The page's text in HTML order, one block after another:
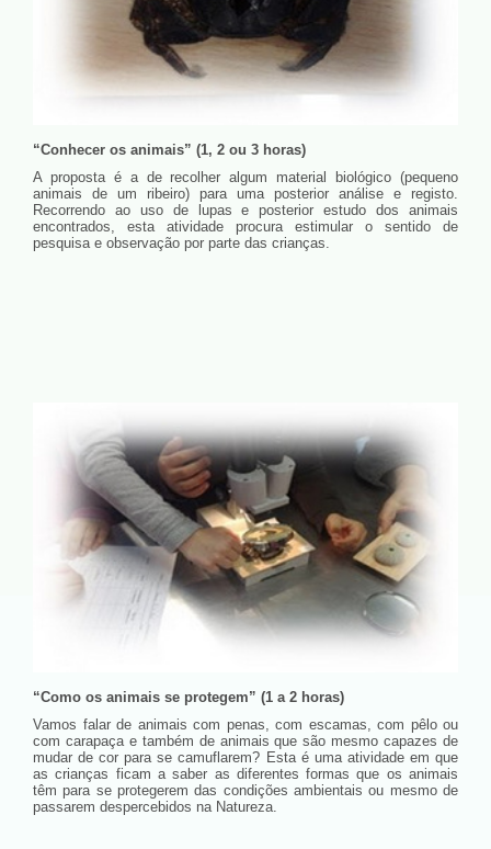
“Conhecer os animais” (1, 2 ou 3 horas)
A proposta é a de recolher algum material biológico (pequeno
animais de um ribeiro) para uma posterior análise e registo.
Recorrendo ao uso de lupas e posterior estudo dos animais
encontrados, esta atividade procura estimular o sentido de
pesquisa e observação por parte das crianças.
“Como os animais se protegem” (1 a 2 horas)
Vamos falar de animais com penas, com escamas, com pêlo ou
com carapaça e também de animais que são mesmo capazes de
mudar de cor para se camuflarem? Esta é uma atividade em que
as crianças ficam a saber as diferentes formas que os animais
têm para se protegerem das condições ambientais ou mesmo de
passarem despercebidos na Natureza.